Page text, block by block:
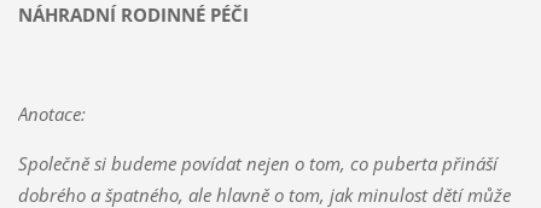
NÁHRADNÍ RODINNÉ PÉČI
Anotace:
Společně si budeme povídat nejen o tom, co puberta přináší
dobrého a špatného, ale hlavně o tom, jak minulost dětí může